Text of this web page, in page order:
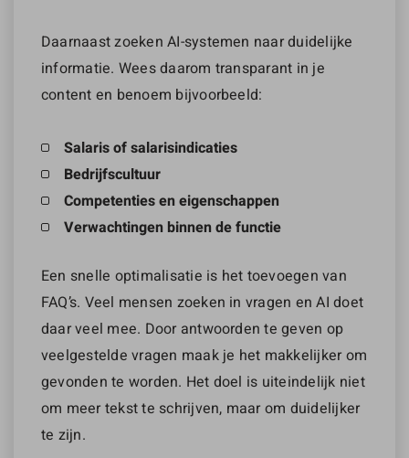
Daarnaast zoeken AI-systemen naar duidelijke
informatie. Wees daarom transparant in je
content en benoem bijvoorbeeld:
Salaris of salarisindicaties
Bedrijfscultuur
Competenties en eigenschappen
Verwachtingen binnen de functie
Een snelle optimalisatie is het toevoegen van
FAQ’s. Veel mensen zoeken in vragen en AI doet
daar veel mee. Door antwoorden te geven op
veelgestelde vragen maak je het makkelijker om
gevonden te worden. Het doel is uiteindelijk niet
om meer tekst te schrijven, maar om duidelijker
te zijn.